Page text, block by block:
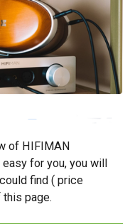
of HIFIMAN
for you, you will
find ( price
page.